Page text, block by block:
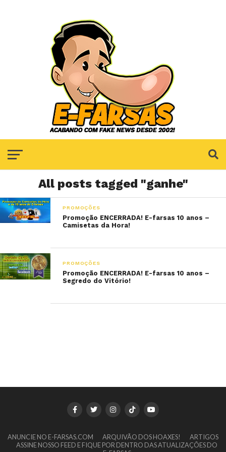
All posts tagged "ganhe"
PROMOÇÕES
Promoção ENCERRADA! E-farsas 10 anos –
Camisetas da Hora!
PROMOÇÕES
Promoção ENCERRADA! E-farsas 10 anos –
Segredo do Vitório!
ANUNCIE NO E-FARSAS.COM ARQUIVÃO DOS HOAXES!
ARTIGOS
ASSINE NOSSO FEED E FIQUE POR DENTRO DAS ATUALIZAÇÕES DO